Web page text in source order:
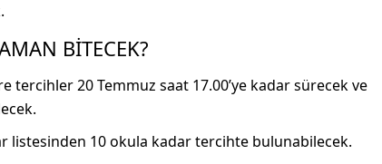
BİTECEK?
tercihler 20 Temmuz saat 17.00’ye kadar sürecek ve
listesinden 10 okula kadar tercihte bulunabilecek.